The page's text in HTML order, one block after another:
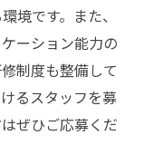
境です。また、
ーション能力の
制度も整備して
るスタッフを募
ぜひご応募くだ